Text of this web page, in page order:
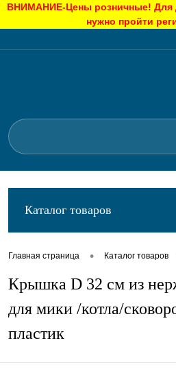
ВНИМАНИЕ-Цены розничные! Для
нужно пройти
Каталог товаров
Главная страница • Каталог товаров
Крышка D 32 см из
для мики /котла/
пластик